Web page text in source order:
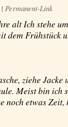
| Permanent-Link
alt Ich stehe
dem Frühstück
ziehe Jacke
Meist bin ich
noch etwas Zeit,